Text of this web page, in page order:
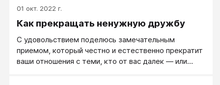
названием «Дружба». Она вышла ещё в 70-ых
годах. Если говорить в целом, то дружба — это
женятся друг на друге, но все остальные
отношения, за вычетом сексуальных, у них
остаются.
01 окт. 2022 г.
Как прекращать ненужную дружбу
С удовольствием поделюсь замечательным
приемом, который честно и естественно прекратит
ваши отношения с теми, кто от вас далек — или